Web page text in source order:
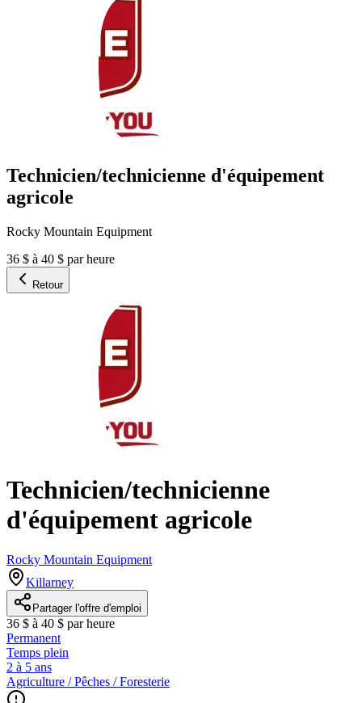
Technicien/technicienne d'équipement
agricole
Rocky Mountain Equipment
36 $ à 40 $ par heure
Retour
Technicien/technicienne
d'équipement agricole
Rocky Mountain Equipment
Killarney
Partager l'offre d'emploi
36 $ à 40 $ par heure
Permanent
Temps plein
2 à 5 ans
Agriculture / Pêches / Foresterie